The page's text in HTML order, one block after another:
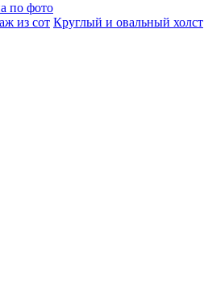
по фото
из сот Круглый и овальный холст